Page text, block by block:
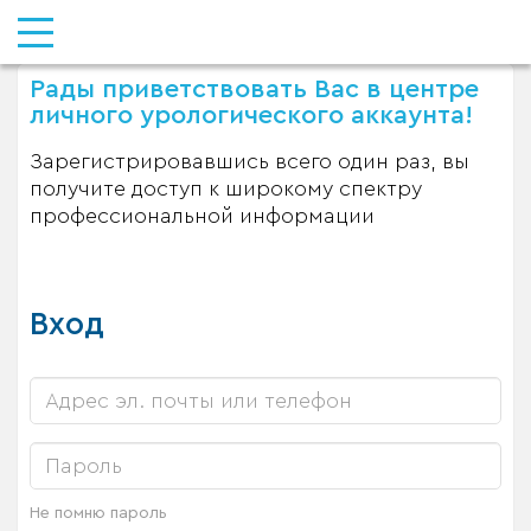
Рады приветствовать Вас в центре
личного урологического аккаунта!
Зарегистрировавшись всего один раз, вы
получите доступ к широкому спектру
профессиональной информации
Вход
Не помню пароль